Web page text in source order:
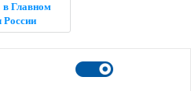
в Главном